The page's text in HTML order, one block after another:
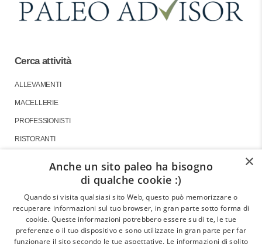
Cerca attività
ALLEVAMENTI
MACELLERIE
PROFESSIONISTI
RISTORANTI
GLI ARTICOLI
LE INTERVISTE
×
Anche un sito paleo ha bisogno
di qualche cookie :)
Quando si visita qualsiasi sito Web, questo può memorizzare o
recuperare informazioni sul tuo browser, in gran parte sotto forma di
cookie. Queste informazioni potrebbero essere su di te, le tue
preferenze o il tuo dispositivo e sono utilizzate in gran parte per far
funzionare il sito secondo le tue aspettative. Le informazioni di solito